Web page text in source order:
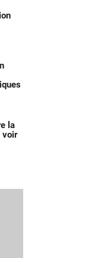
la
voir